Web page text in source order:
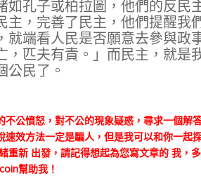
如孔子或柏拉圖，他們的反民
主，完善了民主，他們提醒我
就端看人民是否願意去參與政
，匹夫有責。」而民主，就是
公民了。
公憤怒，對不公的現象疑惑，尋求一個解
效方法一定是騙人，但是我可以和你一起
重新 出發，請記得想起為您寫文章的 我，
幫助我！